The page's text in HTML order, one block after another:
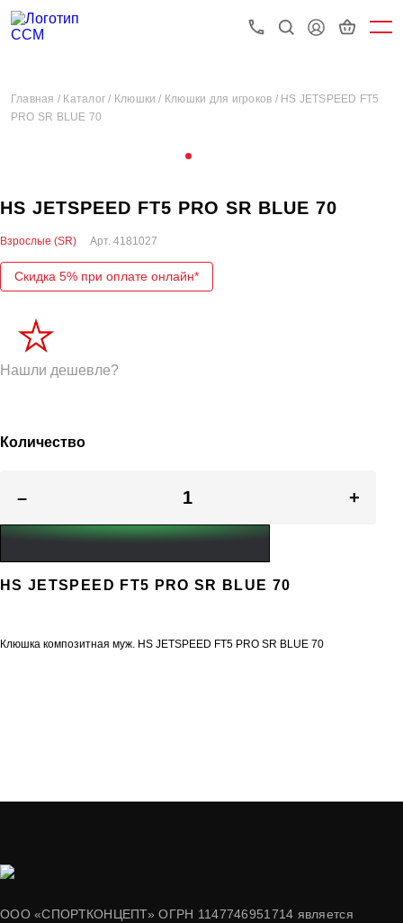
Главная / Каталог / Клюшки / Клюшки для игроков / HS JETSPEED FT5
PRO SR BLUE 70
HS JETSPEED FT5 PRO SR BLUE 70
Взрослые (SR) Арт. 4181027
Скидка 5% при оплате онлайн*
Нашли дешевле?
Количество
– +
HS JETSPEED FT5 PRO SR BLUE 70
Клюшка композитная муж. HS JETSPEED FT5 PRO SR BLUE 70
ООО «СПОРТКОНЦЕПТ» ОГРН 1147746951714 является